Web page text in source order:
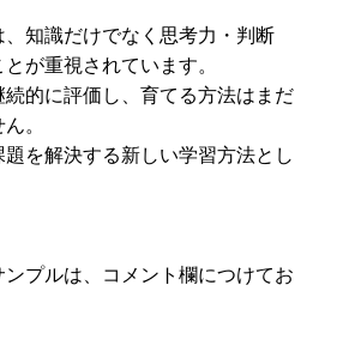
知識だけでなく思考力・判断
が重視されています。
的に評価し、育てる方法はまだ
。
を解決する新しい学習方法とし
プルは、コメント欄につけてお